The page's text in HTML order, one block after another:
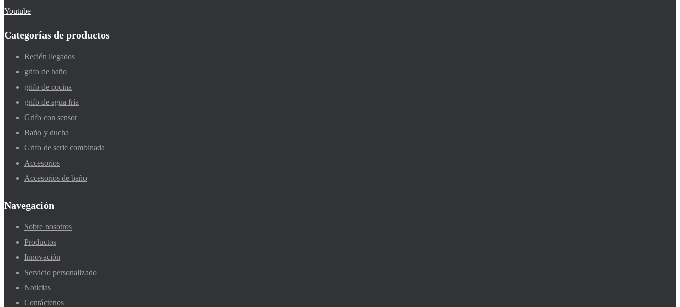
Youtube
Categorías de productos
Recién llegados
grifo de baño
grifo de cocina
grifo de agua fría
Grifo con sensor
Baño y ducha
Grifo de serie combinada
Accesorios
Accesorios de baño
Navegación
Sobre nosotros
Productos
Innovación
Servicio personalizado
Noticias
Contáctenos